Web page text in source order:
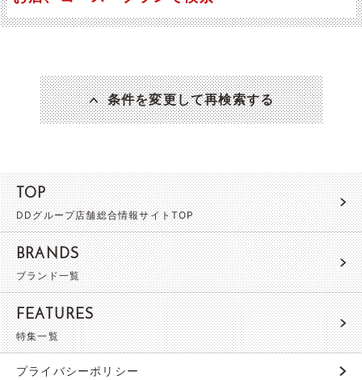
条件を変更して再検索する
TOP
DDグループ店舗総合情報サイトTOP
BRANDS
ブランド一覧
FEATURES
特集一覧
プライバシーポリシー